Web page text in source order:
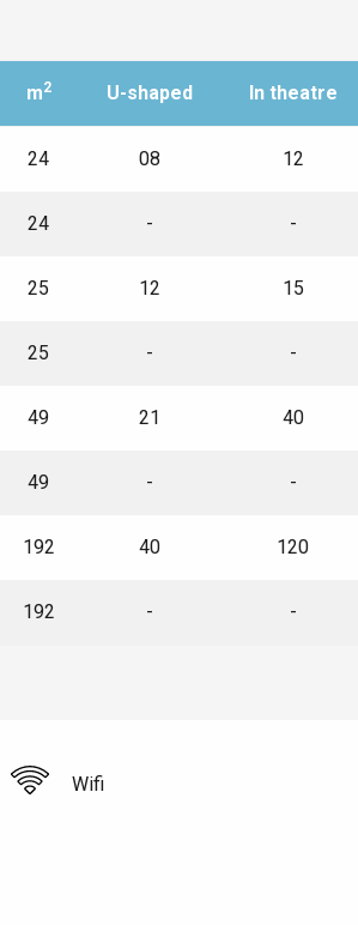
m2 U-shaped In theatre
24 08 12
24 - -
25 12 15
25 - -
49 21 40
49 - -
192 40 120
192 - -
Wifi